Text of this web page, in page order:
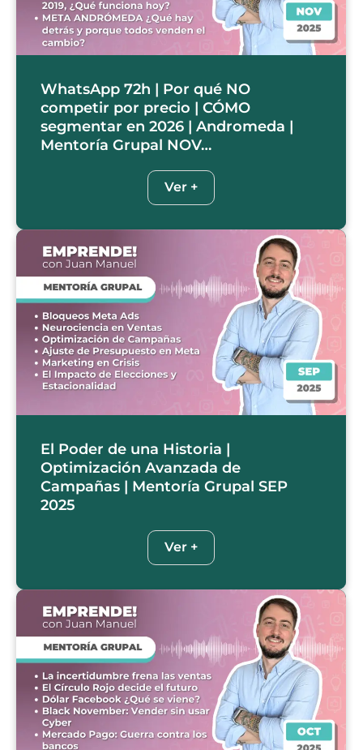
WhatsApp 72h | Por qué NO
competir por precio | CÓMO
segmentar en 2026 | Andromeda |
Mentoría Grupal NOV…
Ver +
El Poder de una Historia |
Optimización Avanzada de
Campañas | Mentoría Grupal SEP
2025
Ver +